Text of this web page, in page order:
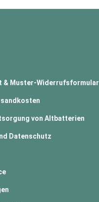
& Muster-Widerrufsformular
von Altbatterien
Datenschutz